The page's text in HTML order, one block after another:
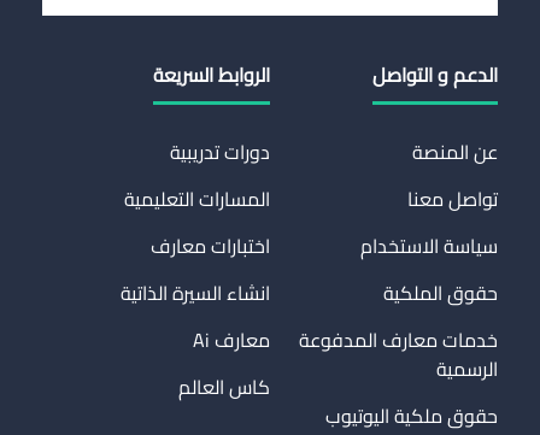
الدعم و التواصل
عن المنصة
تواصل معنا
سياسة الاستخدام
حقوق الملكية
خدمات معارف المدفوعة
الرسمية
حقوق ملكية اليوتيوب
الروابط السريعة
دورات تدريبية
المسارات التعليمية
اختبارات معارف
انشاء السيرة الذاتية
معارف Ai
كاس العالم